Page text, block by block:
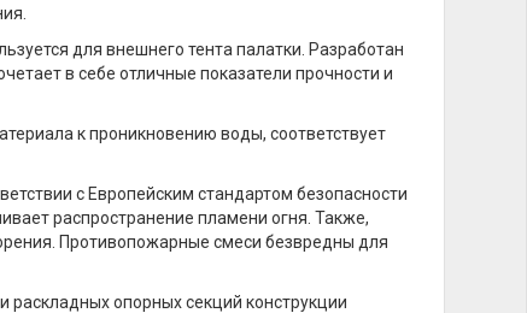
для внешнего тента палатки. Разработан
в себе отличные показатели прочности и
к проникновению воды, соответствует
с Европейским стандартом безопасности
распространение пламени огня. Также,
Противопожарные смеси безвредны для
раскладных опорных секций конструкции